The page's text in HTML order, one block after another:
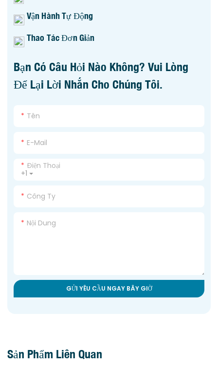
Vận Hành Tự Động
Thao Tác Đơn Giản
Bạn Có Câu Hỏi Nào Không? Vui Lòng
Để Lại Lời Nhắn Cho Chúng Tôi.
Tên
E-Mail
+1
Điện Thoại
Công Ty
Nội Dung
GỬI YÊU CẦU NGAY BÂY GIỜ
Sản Phẩm Liên Quan